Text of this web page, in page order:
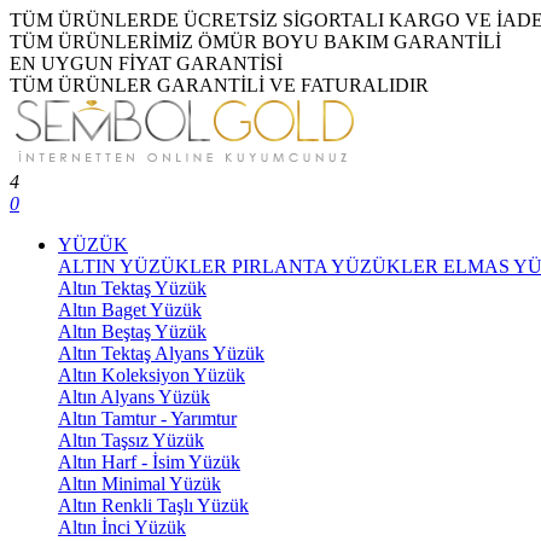
TÜM ÜRÜNLERDE ÜCRETSİZ SİGORTALI KARGO VE İADE
TÜM ÜRÜNLERİMİZ ÖMÜR BOYU BAKIM GARANTİLİ
EN UYGUN FİYAT GARANTİSİ
TÜM ÜRÜNLER GARANTİLİ VE FATURALIDIR
4
0
YÜZÜK
ALTIN YÜZÜKLER PIRLANTA YÜZÜKLER ELMAS
Altın Tektaş Yüzük
Altın Baget Yüzük
Altın Beştaş Yüzük
Altın Tektaş Alyans Yüzük
Altın Koleksiyon Yüzük
Altın Alyans Yüzük
Altın Tamtur - Yarımtur
Altın Taşsız Yüzük
Altın Harf - İsim Yüzük
Altın Minimal Yüzük
Altın Renkli Taşlı Yüzük
Altın İnci Yüzük